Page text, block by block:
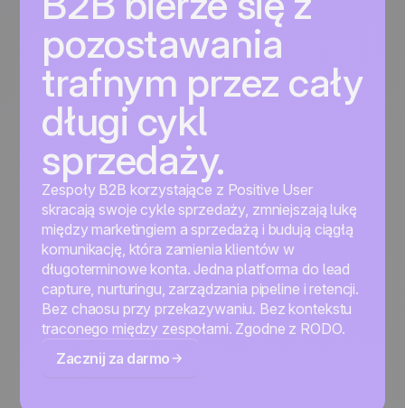
pozostawania
trafnym przez cały
długi cykl
sprzedaży.
Zespoły B2B korzystające z Positive User
skracają swoje cykle sprzedaży, zmniejszają lukę
między marketingiem a sprzedażą i budują ciągłą
komunikację, która zamienia klientów w
długoterminowe konta. Jedna platforma do lead
capture, nurturingu, zarządzania pipeline i retencji.
Bez chaosu przy przekazywaniu. Bez kontekstu
traconego między zespołami. Zgodne z RODO.
Zacznij za darmo